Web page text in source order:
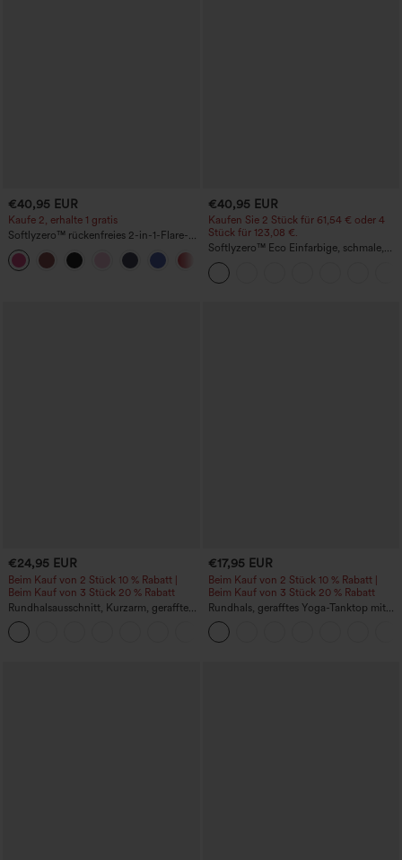
€40,95 EUR
Kaufe 2, erhalte 1 gratis
Softlyzero™ rückenfreies 2-in-1-Flare-
Trainingskleid – Wannabe – Easy Peezy
€40,95 EUR
Kaufen Sie 2 Stück für 61,54 € oder 4
Stück für 123,08 €.
Softlyzero™ Eco Einfarbige, schmale,
hoch taillierte Wanderhose mit
mehreren Taschen
€24,95 EUR
Beim Kauf von 2 Stück 10 % Rabatt |
Beim Kauf von 3 Stück 20 % Rabatt
Rundhalsausschnitt, Kurzarm, gerafftes
Cool-Touch Yoga-Sporttop - UPF50+
€17,95 EUR
Beim Kauf von 2 Stück 10 % Rabatt |
Beim Kauf von 3 Stück 20 % Rabatt
Rundhals, gerafftes Yoga-Tanktop mit
Cool-Touch-Effekt – UPF50+